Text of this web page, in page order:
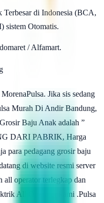
di Indonesia (BCA,
Otomatis.
/ Alfamart.
Jika sis sedang
Murah Di Andir Bandung,
Baju Anak adalah ”
DARI PABRIK, Harga
para pedagang grosir baju
di website resmi server
all operator terlegkap dan
All Operator kami .Pulsa